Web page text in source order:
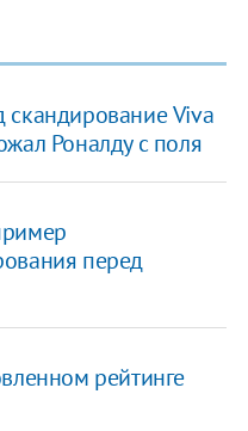
Viva
Роналду с поля
перед
рейтинге